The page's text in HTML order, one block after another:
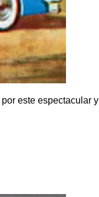
este espectacular y